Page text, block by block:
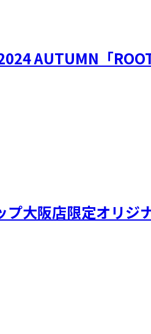
AUTUMN「
大阪店限定オリ